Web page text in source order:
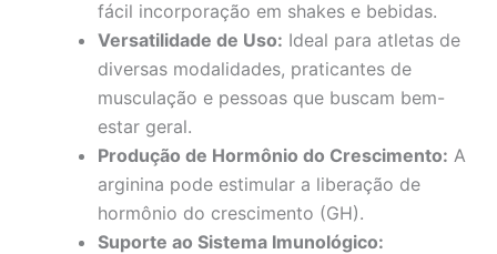
fácil incorporação em shakes e bebidas.
Versatilidade de Uso: Ideal para atletas de
diversas modalidades, praticantes de
musculação e pessoas que buscam bem-
estar geral.
Produção de Hormônio do Crescimento: A
arginina pode estimular a liberação de
hormônio do crescimento (GH).
Suporte ao Sistema Imunológico: